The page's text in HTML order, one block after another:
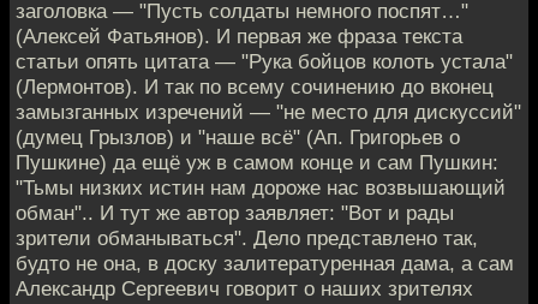
заголовка — "Пусть солдаты немного поспят…"
(Алексей Фатьянов). И первая же фраза текста
статьи опять цитата — "Рука бойцов колоть устала"
(Лермонтов). И так по всему сочинению до вконец
замызганных изречений — "не место для дискуссий"
(думец Грызлов) и "наше всё" (Ап. Григорьев о
Пушкине) да ещё уж в самом конце и сам Пушкин:
"Тьмы низких истин нам дороже нас возвышающий
обман".. И тут же автор заявляет: "Вот и рады
зрители обманываться". Дело представлено так,
будто не она, в доску залитературенная дама, а сам
Александр Сергеевич говорит о наших зрителях